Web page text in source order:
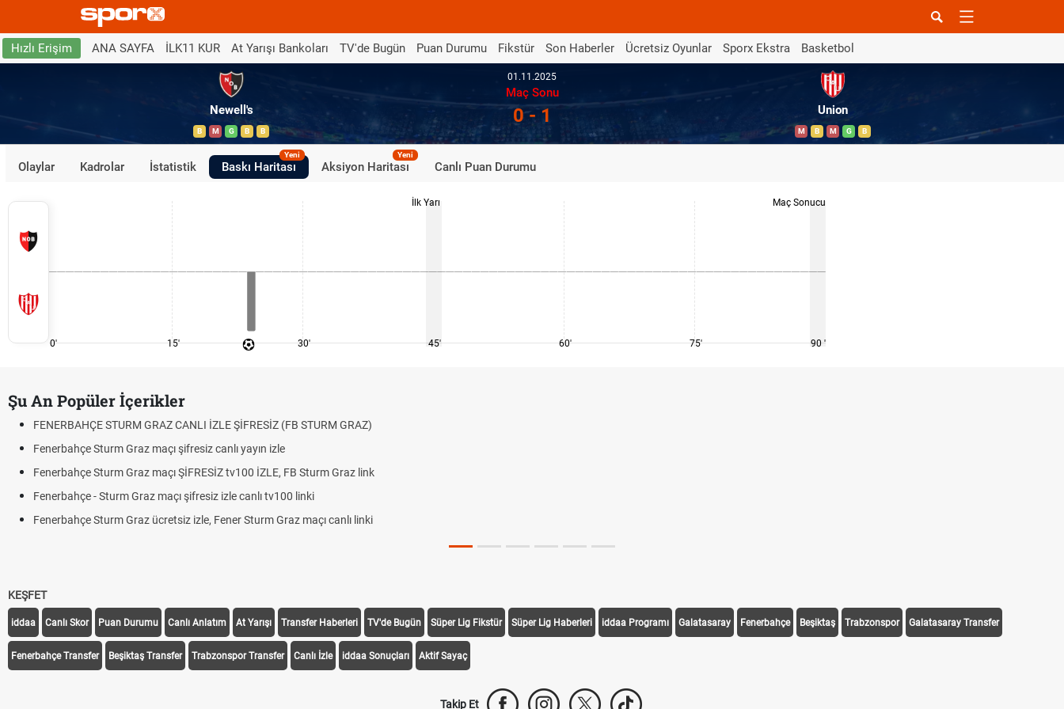
Hızlı Erişim ANA SAYFA İLK11 KUR At Yarışı Bankoları TV'de Bugün Puan Durumu Fikstür Son Haberler Ücretsiz Oyunlar Sporx Ekstra Basketbol
Newell's
B M G B B
01.11.2025
Maç Sonu
0 - 1 Union
M B M G B
Olaylar Kadrolar İstatistik Baskı Haritası
Yeni
Aksiyon Haritası
Yeni
Canlı Puan Durumu
0' 15' 30'
İlk Yarı
45' 60' 75'
Maç Sonucu
90 '
Şu An Popüler İçerikler
FENERBAHÇE STURM GRAZ CANLI İZLE ŞİFRESİZ (FB STURM GRAZ)
Fenerbahçe Sturm Graz maçı şifresiz canlı yayın izle
Fenerbahçe Sturm Graz maçı ŞİFRESİZ tv100 İZLE, FB Sturm Graz link
Fenerbahçe - Sturm Graz maçı şifresiz izle canlı tv100 linki
Fenerbahçe Sturm Graz ücretsiz izle, Fener Sturm Graz maçı canlı linki
KEŞFET
iddaa Canlı Skor Puan Durumu Canlı Anlatım At Yarışı Transfer Haberleri TV'de Bugün Süper Lig Fikstür Süper Lig Haberleri iddaa Programı Galatasaray Fenerbahçe Beşiktaş Trabzonspor Galatasaray Transfer
Fenerbahçe Transfer Beşiktaş Transfer Trabzonspor Transfer Canlı İzle iddaa Sonuçları Aktif Sayaç
Takip Et